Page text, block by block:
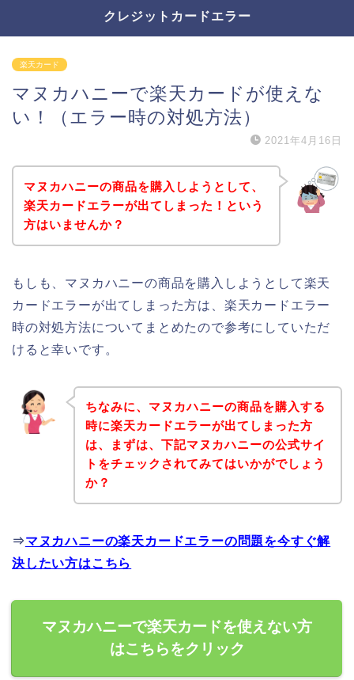
クレジットカードエラー
楽天カード
マヌカハニーで楽天カードが使えな
い！（エラー時の対処方法）
2021年4月16日
マヌカハニーの商品を購入しようとして、
楽天カードエラーが出てしまった！という
方はいませんか？
もしも、マヌカハニーの商品を購入しようとして楽天
カードエラーが出てしまった方は、楽天カードエラー
時の対処方法についてまとめたので参考にしていただ
けると幸いです。
ちなみに、マヌカハニーの商品を購入する
時に楽天カードエラーが出てしまった方
は、まずは、下記マヌカハニーの公式サイ
トをチェックされてみてはいかがでしょう
か？
⇒マヌカハニーの楽天カードエラーの問題を今すぐ解
決したい方はこちら
マヌカハニーで楽天カードを使えない方
はこちらをクリック